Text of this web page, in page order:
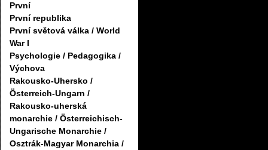
První
První republika
První světová válka / World
War I
Psychologie / Pedagogika /
Výchova
Rakousko-Uhersko /
Österreich-Ungarn /
Rakousko-uherská
monarchie / Österreichisch-
Ungarische Monarchie /
Osztrák-Magyar Monarchia /